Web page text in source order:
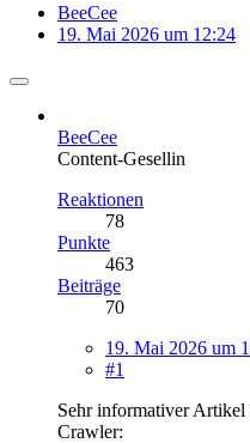
BeeCee
19. Mai 2026 um 12:24
BeeCee
Content-Gesellin
Reaktionen
78
Punkte
463
Beiträge
70
19. Mai 2026 um
#1
Sehr informativer
Crawler: